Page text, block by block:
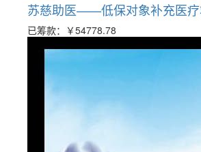
苏慈助医——低保对象补充医疗
已筹款： ￥54778.78